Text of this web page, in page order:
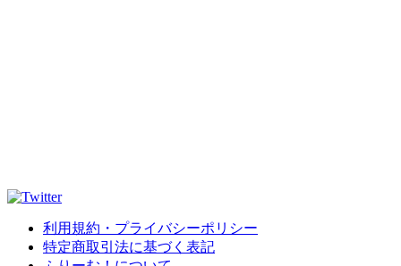
利用規約・プライバシーポリシー
特定商取引法に基づく表記